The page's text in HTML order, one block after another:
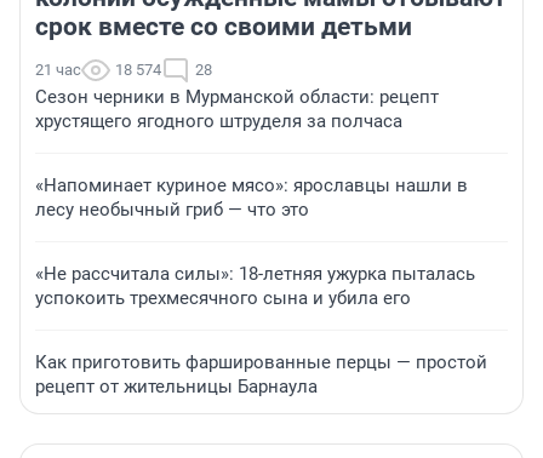
срок вместе со своими детьми
21 час 18 574 28
Сезон черники в Мурманской области: рецепт
хрустящего ягодного штруделя за полчаса
«Напоминает куриное мясо»: ярославцы нашли в
лесу необычный гриб — что это
«Не рассчитала силы»: 18-летняя ужурка пыталась
успокоить трехмесячного сына и убила его
Как приготовить фаршированные перцы — простой
рецепт от жительницы Барнаула